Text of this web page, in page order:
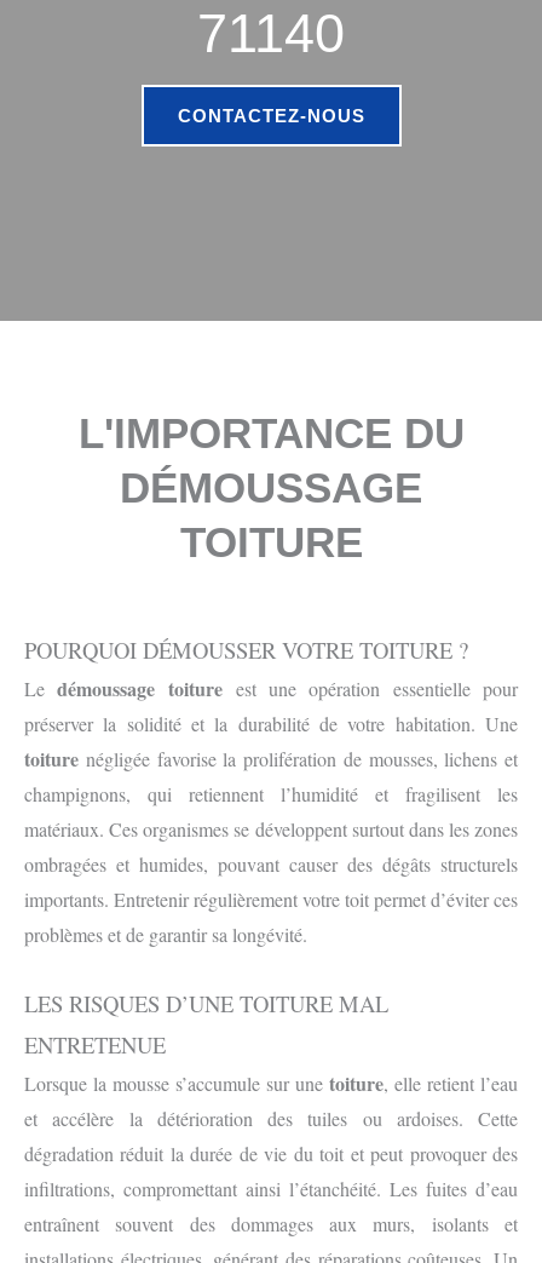
71140
CONTACTEZ-NOUS
L'IMPORTANCE DU
DÉMOUSSAGE
TOITURE
POURQUOI DÉMOUSSER VOTRE TOITURE ?
Ledémoussage toitureest une opération essentielle pour
préserver la solidité et la durabilité de votre habitation. Une
toiture négligée favorise la prolifération de mousses, lichens et
champignons, qui retiennent l’humidité et fragilisent les
matériaux. Ces organismes se développent surtout dans les zones
ombragées et humides, pouvant causer des dégâts structurels
importants. Entretenir régulièrement votre toit permet d’éviter ces
problèmes et de garantir sa longévité.
LES RISQUES D’UNE TOITURE MAL
ENTRETENUE
Lorsque la mousse s’accumule sur une toiture, elle retient l’eau
et accélère la détérioration des tuiles ou ardoises. Cette
dégradation réduit la durée de vie du toit et peut provoquer des
infiltrations, compromettant ainsi l’étanchéité. Les fuites d’eau
entraînent souvent des dommages aux murs, isolants et